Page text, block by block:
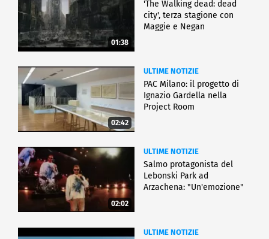
01:38
'The Walking dead: dead
city', terza stagione con
Maggie e Negan
02:42
ULTIME NOTIZIE
PAC Milano: il progetto di
Ignazio Gardella nella
Project Room
02:02
ULTIME NOTIZIE
Salmo protagonista del
Lebonski Park ad
Arzachena: "Un'emozione"
ULTIME NOTIZIE